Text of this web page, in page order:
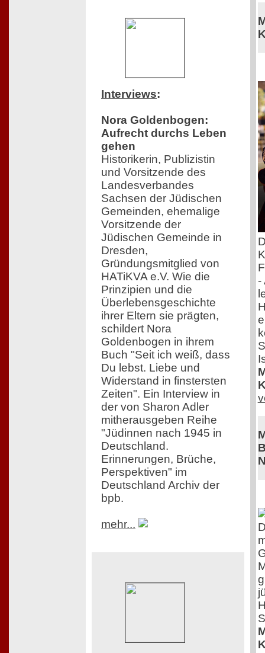
Interviews:
Nora Goldenbogen:
Aufrecht durchs Leben
gehen
Historikerin, Publizistin
und Vorsitzende des
Landesverbandes
Sachsen der Jüdischen
Gemeinden, ehemalige
Vorsitzende der
Jüdischen Gemeinde in
Dresden,
Gründungsmitglied von
HATiKVA e.V. Wie die
Prinzipien und die
Überlebensgeschichte
ihrer Eltern sie prägten,
schildert Nora
Goldenbogen in ihrem
Buch "Seit ich weiß, dass
Du lebst. Liebe und
Widerstand in finstersten
Zeiten". Ein Interview in
der von Sharon Adler
mitherausgeben Reihe
"Jüdinnen nach 1945 in
Deutschland.
Erinnerungen, Brüche,
Perspektiven" im
Deutschland Archiv der
bpb.
mehr...
-